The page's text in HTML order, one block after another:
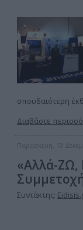
σπουδαιότερη
Διαβάστε
Παρασκευή, 13
«Αλλά-ΖΩ,
Συντάκτης: